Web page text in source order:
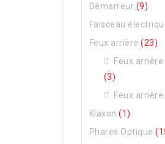
Démarreur (9)
Faisceau
Feux arrière (23)
Feux
(3)
Feux
Klaxon (1)
Phares Optique